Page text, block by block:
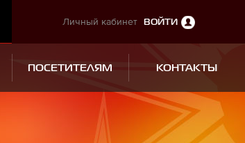
Личный кабинет ВОЙТИ
ПОСЕТИТЕЛЯМ КОНТАКТЫ